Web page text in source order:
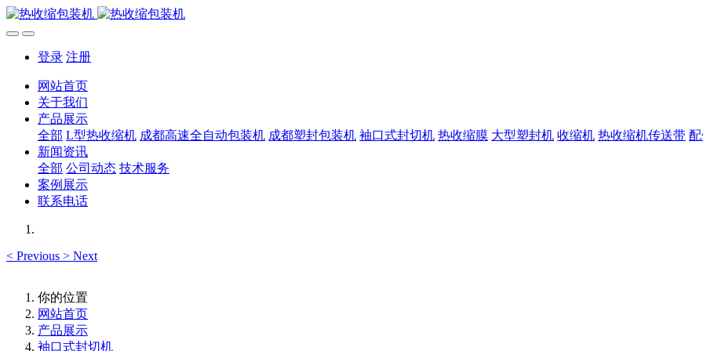
登录 注册
网站首页
关于我们
产品展示
全部 L型热收缩机 成都高速全自动包装机 成都塑封包装机 袖口式封切机 热收缩膜 大型塑封机 收缩机 热收缩机传送带
新闻资讯
全部 公司动态 技术服务
案例展示
联系电话
< Previous > Next
你的位置
网站首页
产品展示
袖口式封切机